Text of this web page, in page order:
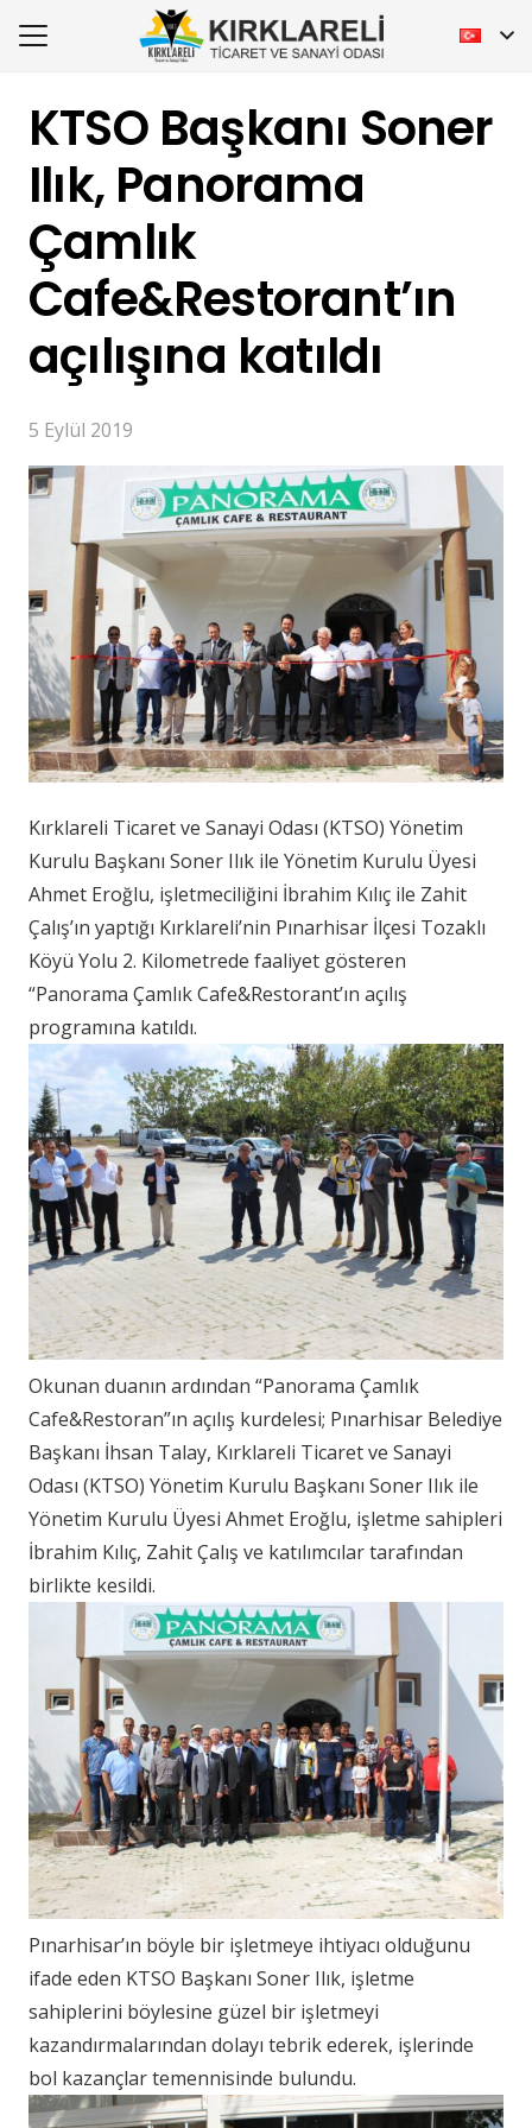
KTSO Başkanı Soner
Ilık, Panorama
Çamlık
Cafe&Restorant’ın
açılışına katıldı
5 Eylül 2019
Kırklareli Ticaret ve Sanayi Odası (KTSO) Yönetim
Kurulu Başkanı Soner Ilık ile Yönetim Kurulu Üyesi
Ahmet Eroğlu, işletmeciliğini İbrahim Kılıç ile Zahit
Çalış’ın yaptığı Kırklareli’nin Pınarhisar İlçesi Tozaklı
Köyü Yolu 2. Kilometrede faaliyet gösteren
“Panorama Çamlık Cafe&Restorant’ın açılış
programına katıldı.
Okunan duanın ardından “Panorama Çamlık
Cafe&Restoran”ın açılış kurdelesi; Pınarhisar Belediye
Başkanı İhsan Talay, Kırklareli Ticaret ve Sanayi
Odası (KTSO) Yönetim Kurulu Başkanı Soner Ilık ile
Yönetim Kurulu Üyesi Ahmet Eroğlu, işletme sahipleri
İbrahim Kılıç, Zahit Çalış ve katılımcılar tarafından
birlikte kesildi.
Pınarhisar’ın böyle bir işletmeye ihtiyacı olduğunu
ifade eden KTSO Başkanı Soner Ilık, işletme
sahiplerini böylesine güzel bir işletmeyi
kazandırmalarından dolayı tebrik ederek, işlerinde
bol kazançlar temennisinde bulundu.